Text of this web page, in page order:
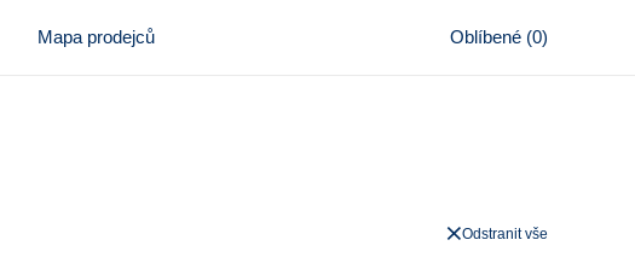
Mapa prodejců Oblíbené (0)
Odstranit vše